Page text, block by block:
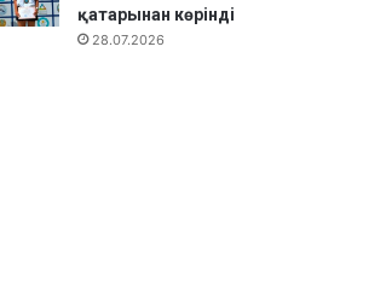
қатарынан көрінді
28.07.2026